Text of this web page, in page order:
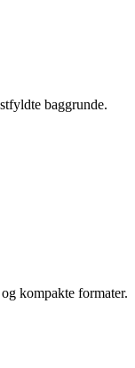
baggrunde.
kompakte formater.